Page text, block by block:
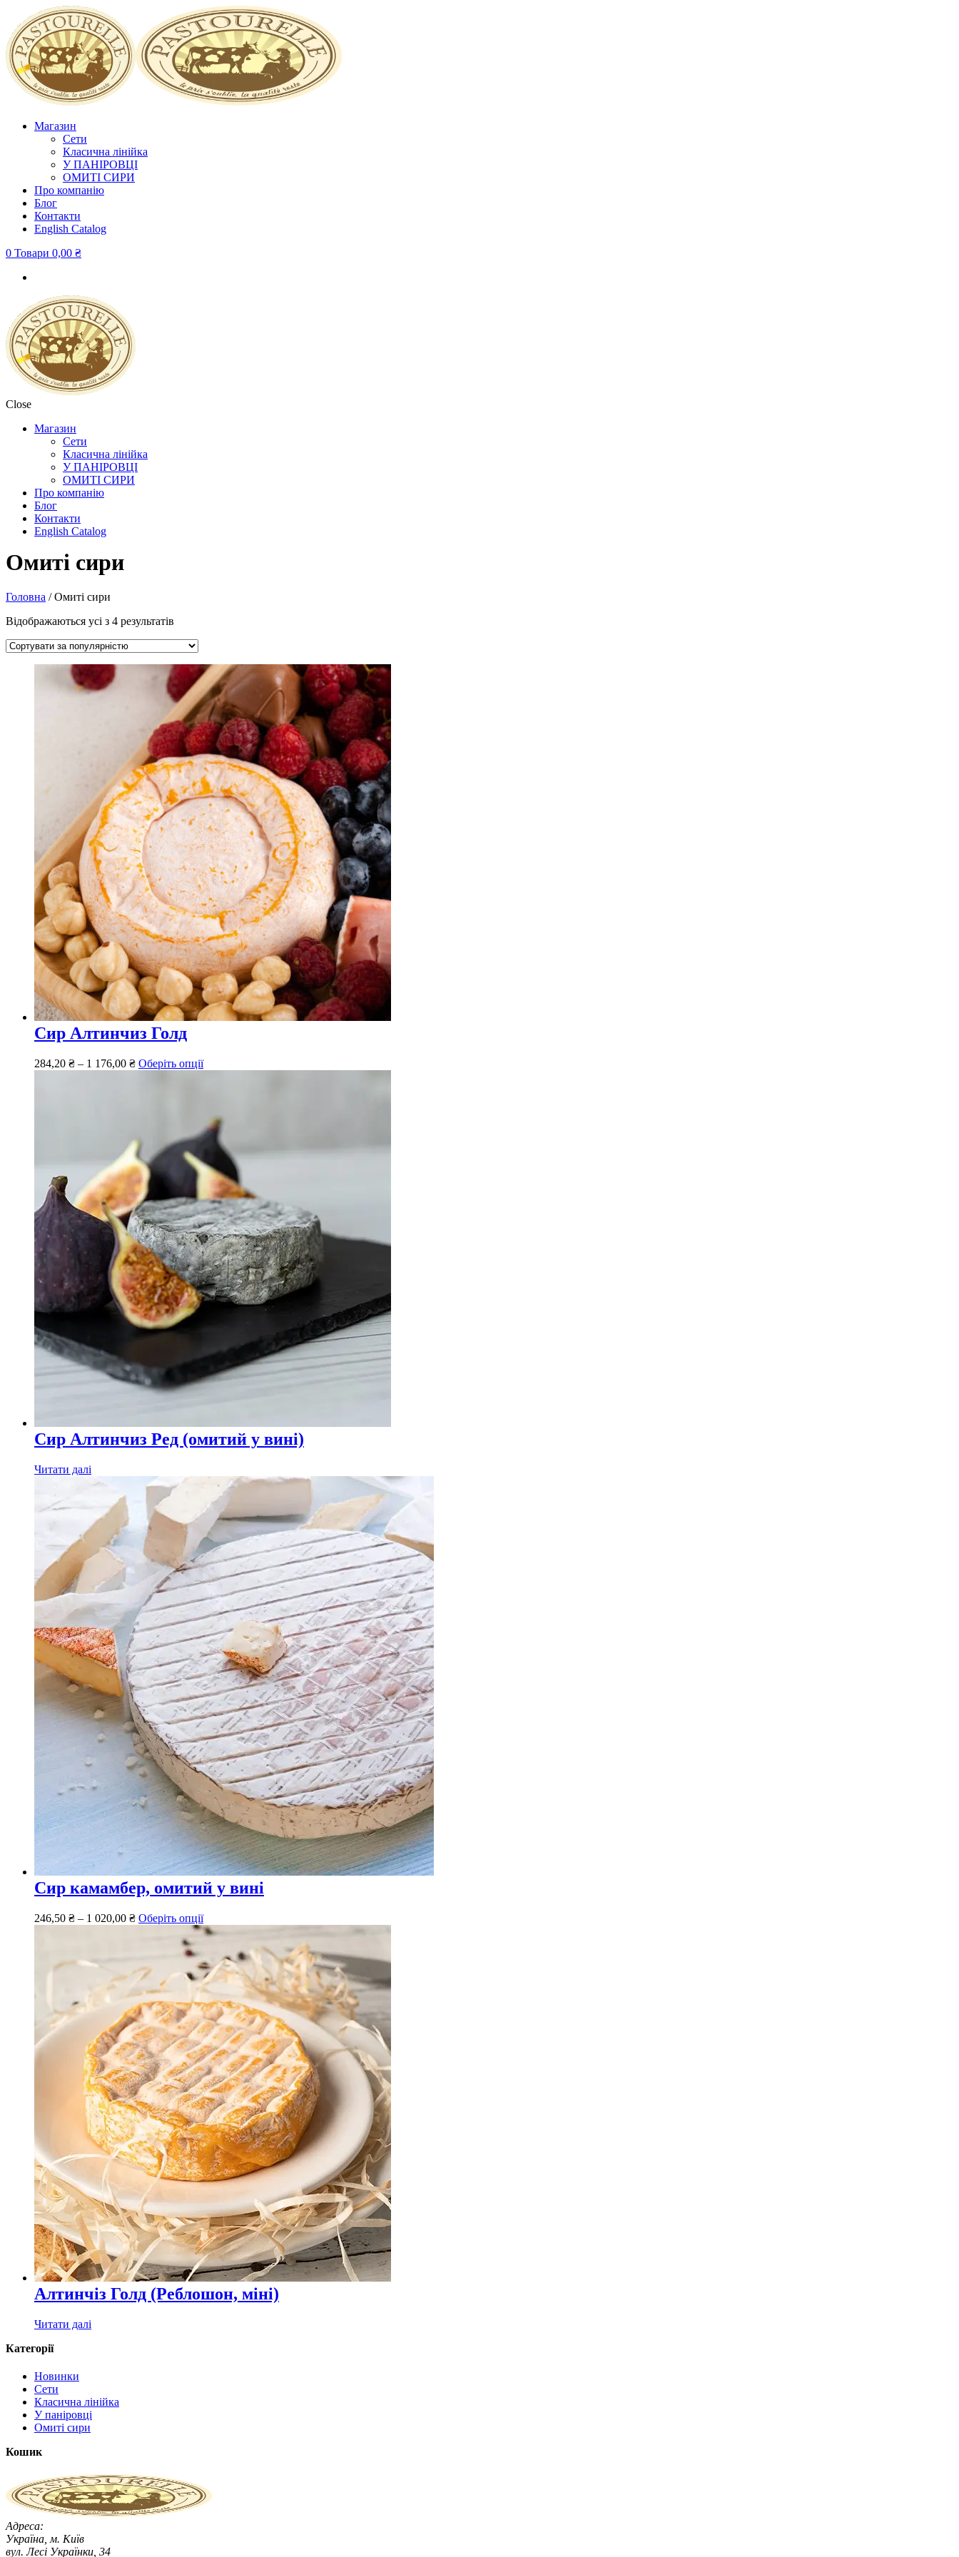
Магазин
Сети
Класична лінійка
У ПАНІРОВЦІ
ОМИТІ СИРИ
Про компанію
Блог
Контакти
English Сatalog
0 Товари 0,00 ₴
Close
Магазин
Сети
Класична лінійка
У ПАНІРОВЦІ
ОМИТІ СИРИ
Про компанію
Блог
Контакти
English Сatalog
Омиті сири
Головна / Омиті сири
Відображаються усі з 4 результатів
Сир Алтинчиз Голд
284,20 ₴ – 1 176,00 ₴ Оберіть опції
Сир Алтинчиз Ред (омитий у вині)
Читати далі
Сир камамбер, омитий у вині
246,50 ₴ – 1 020,00 ₴ Оберіть опції
Алтинчіз Голд (Реблошон, міні)
Читати далі
Категорії
Новинки
Сети
Класична лінійка
У паніровці
Омиті сири
Кошик
Адреса:
Україна, м. Київ
вул. Лесі Українки, 34